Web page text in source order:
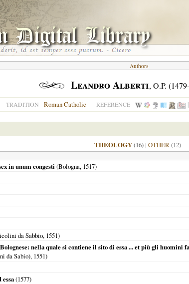
Authors
Leandro Alberti, O.P.
TRADITION Roman Catholic REFERENCE |
THEOLOGY(16)| OTHER(12)
in unum congesti (Bologna, 1517)
da Sabbio, 1551)
nella quale si contiene il sito di essa ... et più gli huomini
da Sabio), 1551)
(1577)